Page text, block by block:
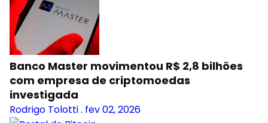
Banco Master movimentou R$ 2,8 bilhões
com empresa de criptomoedas
investigada
Rodrigo Tolotti. fev 02, 2026